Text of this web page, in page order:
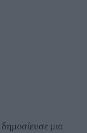
δημοσίευσε μια